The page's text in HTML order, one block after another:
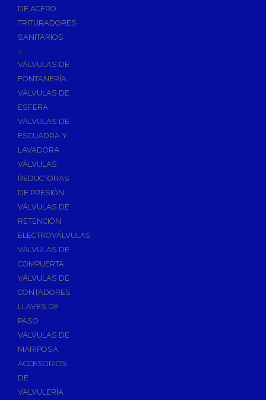
DE ACERO
TRITURADORES
SANITARIOS
+
VÁLVULAS DE
FONTANERÍA
VÁLVULAS DE
ESFERA
VÁLVULAS DE
ESCUADRA Y
LAVADORA
VÁLVULAS
REDUCTORAS
DE PRESIÓN
VÁLVULAS DE
RETENCIÓN
ELECTROVÁLVULAS
VÁLVULAS DE
COMPUERTA
VÁLVULAS DE
CONTADORES
LLAVES DE
PASO
VÁLVULAS DE
MARIPOSA
ACCESORIOS
DE
VALVULERÍA